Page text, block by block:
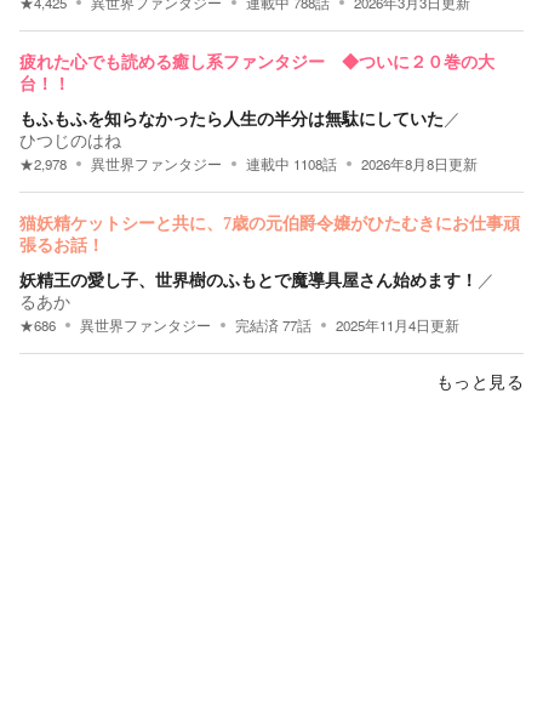
疲れた心でも読める癒し系ファンタジー ◆ついに２０巻の大
台！！
もふもふを知らなかったら人生の半分は無駄にしていた ／
ひつじのはね
★2,978 異世界ファンタジー 連載中 1108話 2026年8月8日更新
猫妖精ケットシーと共に、7歳の元伯爵令嬢がひたむきにお仕事頑
張るお話！
妖精王の愛し子、世界樹のふもとで魔導具屋さん始めます！ ／
るあか
★686 異世界ファンタジー 完結済77話 2025年11月4日更新
もっと見る